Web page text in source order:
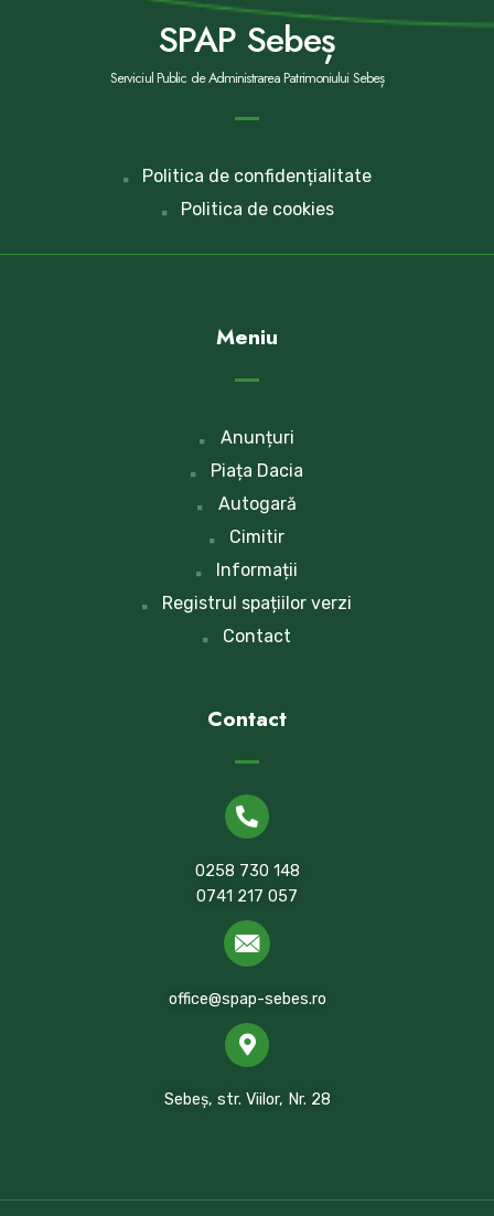
SPAP Sebeș
Serviciul Public de Administrarea Patrimoniului Sebeș
Politica de confidențialitate
Politica de cookies
Meniu
Anunțuri
Piața Dacia
Autogară
Cimitir
Informații
Registrul spațiilor verzi
Contact
Contact
0258 730 148
0741 217 057
office@spap-sebes.ro
Sebeș, str. Viilor, Nr. 28